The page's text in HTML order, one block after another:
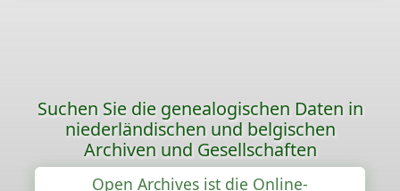
Suchen Sie die genealogischen Daten in
niederländischen und belgischen
Archiven und Gesellschaften
Open Archives ist die Online-